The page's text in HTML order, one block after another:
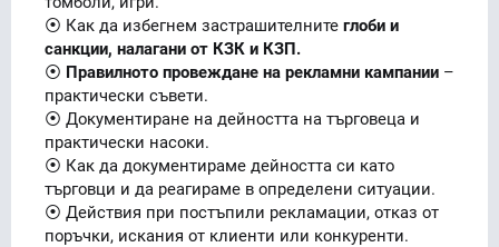
⦿ Как да избегнем застрашителните глоби и
санкции, налагани от КЗК и КЗП.
⦿ Правилното провеждане на рекламни кампании –
практически съвети.
⦿ Документиране на дейността на търговеца и
практически насоки.
⦿ Как да документираме дейността си като
търговци и да реагираме в определени ситуации.
⦿ Действия при постъпили рекламации, отказ от
поръчки, искания от клиенти или конкуренти.